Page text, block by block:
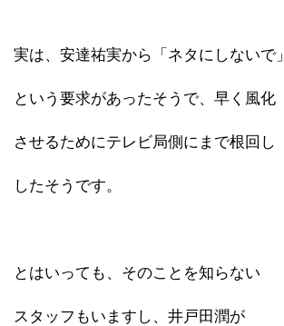
実は、安達祐実から「ネタにしないで」
という要求があったそうで、早く風化
させるためにテレビ局側にまで根回し
したそうです。
とはいっても、そのことを知らない
スタッフもいますし、井戸田潤が